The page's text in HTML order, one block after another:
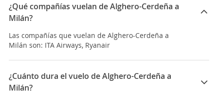
¿Qué compañías vuelan de Alghero-Cerdeña a
Milán?
Las compañías que vuelan de Alghero-Cerdeña a
Milán son: ITA Airways, Ryanair
¿Cuánto dura el vuelo de Alghero-Cerdeña a
Milán?